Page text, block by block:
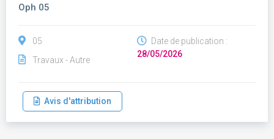
Oph 05
05
Travaux - Autre
Date de publication :
28/05/2026
Avis d'attribution